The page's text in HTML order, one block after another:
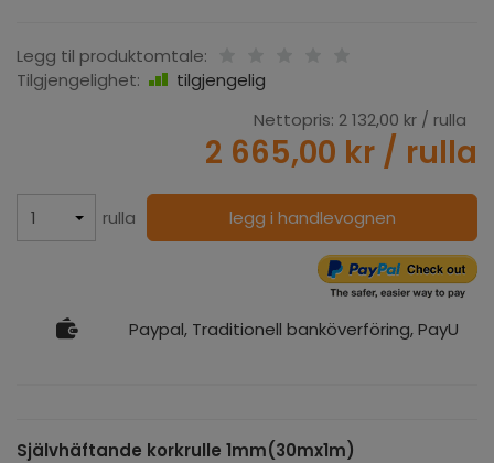
Legg til produktomtale:
Tilgjengelighet:
tilgjengelig
Nettopris: 2 132,00 kr / rulla
2 665,00 kr / rulla
rulla legg i handlevognen
Paypal, Traditionell banköverföring, PayU
Självhäftande korkrulle 1mm(30mx1m)